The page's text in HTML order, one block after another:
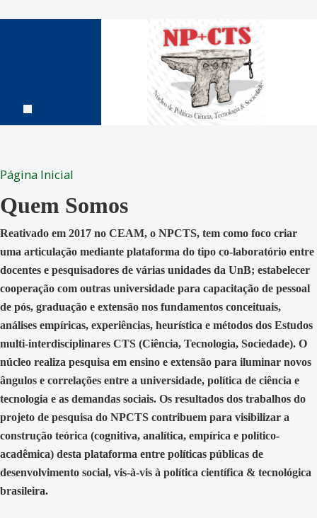
Página Inicial
Quem Somos
Reativado em 2017 no CEAM, o NPCTS, tem como foco criar
uma articulação mediante plataforma do tipo co-laboratório entre
docentes e pesquisadores de várias unidades da UnB; estabelecer
cooperação com outras universidade para capacitação de pessoal
de pós, graduação e extensão nos fundamentos conceituais,
análises empíricas, experiências, heurística e métodos dos Estudos
multi-interdisciplinares CTS (Ciência, Tecnologia, Sociedade). O
núcleo realiza pesquisa em ensino e extensão para iluminar novos
ângulos e correlações entre a universidade, política de ciência e
tecnologia e as demandas sociais. Os resultados dos trabalhos do
projeto de pesquisa do NPCTS contribuem para visibilizar a
construção teórica (cognitiva, analítica, empírica e político-
acadêmica) desta plataforma entre políticas públicas de
desenvolvimento social, vis-à-vis à política científica & tecnológica
brasileira.